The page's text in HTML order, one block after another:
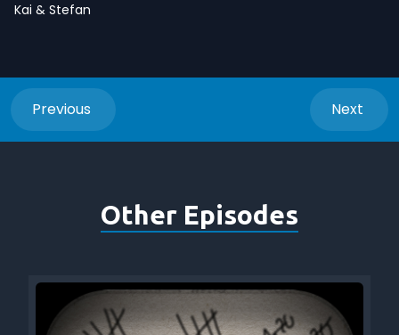
Kai & Stefan
Previous Next
Other Episodes